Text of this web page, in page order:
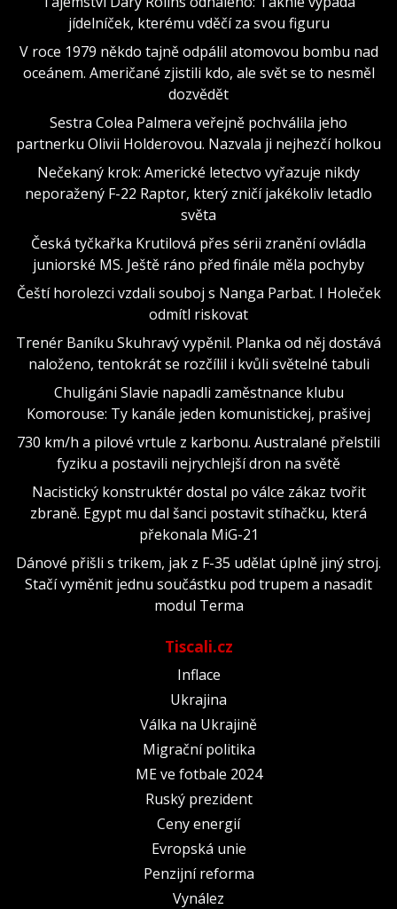
jídelníček, kterému vděčí za svou figuru
V roce 1979 někdo tajně odpálil atomovou bombu nad
oceánem. Američané zjistili kdo, ale svět se to nesměl
dozvědět
Sestra Colea Palmera veřejně pochválila jeho
partnerku Olivii Holderovou. Nazvala ji nejhezčí holkou
Nečekaný krok: Americké letectvo vyřazuje nikdy
neporažený F-22 Raptor, který zničí jakékoliv letadlo
světa
Česká tyčkařka Krutilová přes sérii zranění ovládla
juniorské MS. Ještě ráno před finále měla pochyby
Čeští horolezci vzdali souboj s Nanga Parbat. I Holeček
odmítl riskovat
Trenér Baníku Skuhravý vypěnil. Planka od něj dostává
naloženo, tentokrát se rozčílil i kvůli světelné tabuli
Chuligáni Slavie napadli zaměstnance klubu
Komorouse: Ty kanále jeden komunistickej, prašivej
730 km/h a pilové vrtule z karbonu. Australané přelstili
fyziku a postavili nejrychlejší dron na světě
Nacistický konstruktér dostal po válce zákaz tvořit
zbraně. Egypt mu dal šanci postavit stíhačku, která
překonala MiG-21
Dánové přišli s trikem, jak z F-35 udělat úplně jiný stroj.
Stačí vyměnit jednu součástku pod trupem a nasadit
modul Terma
Tiscali.cz
Inflace
Ukrajina
Válka na Ukrajině
Migrační politika
ME ve fotbale 2024
Ruský prezident
Ceny energií
Evropská unie
Penzijní reforma
Vynález